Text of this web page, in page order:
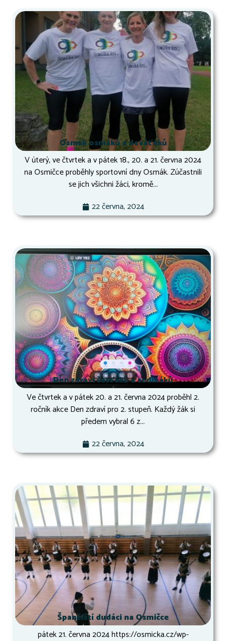
Osmák osmáků a deváťáků
V úterý, ve čtvrtek a v pátek 18., 20. a 21. června 2024
na Osmičce proběhly sportovní dny Osmák. Zúčastnili
se jich všichni žáci, kromě...
22 června, 2024
Den zdraví šesťáků a sedmáků
Ve čtvrtek a v pátek 20. a 21. června 2024 proběhl 2.
ročník akce Den zdraví pro 2. stupeň. Každý žák si
předem vybral 6 z...
22 června, 2024
Španělští dudáci na Osmičce
pátek 21. června 2024 https://osmicka.cz/wp-